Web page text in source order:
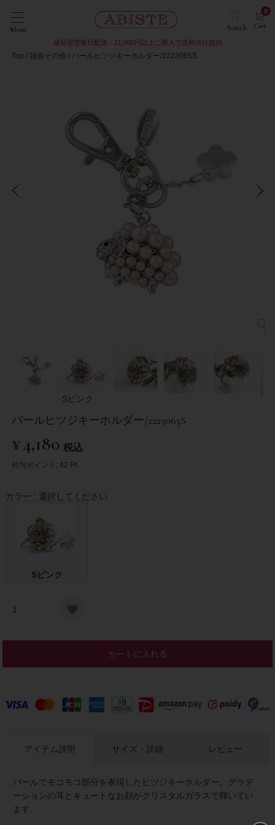
Menu Search Cart
0
最短翌営業日配送・11,000円以上ご購入で送料当社負担
Top 雑貨その他 パールヒツジキーホルダー/2223065S
Sピンク
パールヒツジキーホルダー/2223065S
¥4,180 税込
付与ポイント: 42 Pt.
カラー 選択してください
Sピンク
カートに入れる
アイテム説明
パールでモコモコ部分を表現したヒツジキーホルダー。グラデ
ーションの耳とキュートなお顔がクリスタルガラスで輝いてい
ます。
サイズ・詳細 レビュー